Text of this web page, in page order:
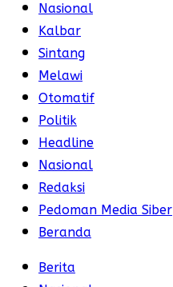
Nasional
Kalbar
Sintang
Melawi
Otomatif
Politik
Headline
Nasional
Redaksi
Pedoman Media Siber
Beranda
Berita